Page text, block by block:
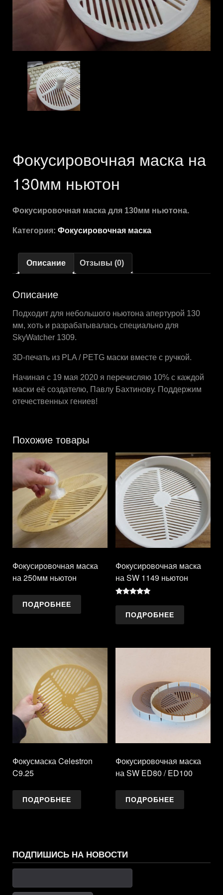
Фокусировочная маска на
130мм ньютон
Фокусировочная маска для 130мм ньютона.
Категория: Фокусировочная маска
Описание Отзывы (0)
Описание
Подходит для небольшого ньютона апертурой 130
мм, хоть и разрабатывалась специально для
SkyWatcher 1309.
3D-печать из PLA / PETG маски вместе с ручкой.
Начиная с 19 мая 2020 я перечисляю 10% с каждой
маски её создателю, Павлу Бахтинову. Поддержим
отечественных гениев!
Похожие товары
Фокусировочная маска
на 250мм ньютон
ПОДРОБНЕЕ
Фокусировочная маска
на SW 1149 ньютон
5.00
из 5ПОДРОБНЕЕ
Фокусмаска Celestron
C9.25
ПОДРОБНЕЕ
Фокусировочная маска
на SW ED80 / ED100
ПОДРОБНЕЕ
ПОДПИШИСЬ НА НОВОСТИ